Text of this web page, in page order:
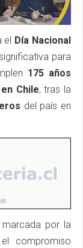
Día Nacional
para
175 años
Chile, tras la
del país en
por la
compromiso